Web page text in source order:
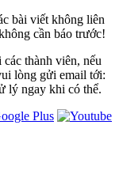
bài viết không liên
cần báo trước!
thành viên, nếu
lòng gửi email tới:
lý ngay khi có thể.